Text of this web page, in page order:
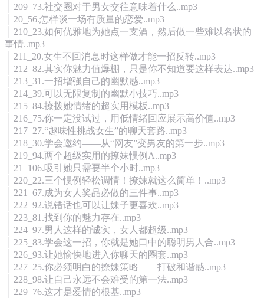
│ 209_73.社交圈对于男女交往意味着什么..mp3
│ 20_56.怎样谈一场有质量的恋爱..mp3
│ 210_23.如何优雅地为她点一支酒，然后做一些难以名状的
事情..mp3
│ 211_20.女生不回消息时这样做才能一招反转..mp3
│ 212_82.其实你魅力值爆棚，只是你不知道要这样表达..mp3
│ 213_31.一招增强自己的幽默感..mp3
│ 214_39.可以无限复制的幽默小技巧..mp3
│ 215_84.撩拨她情绪的超实用模板..mp3
│ 216_75.你一定没试过，用低情绪回应展示高价值..mp3
│ 217_27.“趣味性挑战女生”的聊天套路..mp3
│ 218_30.学会邀约——从“网友”变男友的第一步..mp3
│ 219_94.两个超级实用的撩妹惯例A..mp3
│ 21_106.吸引她只需要半个小时..mp3
│ 220_22.三个惯例轻松调情！撩妹就这么简单！..mp3
│ 221_67.成为女人奖品必做的三件事..mp3
│ 222_92.说错话也可以让妹子更喜欢..mp3
│ 223_81.找到你的魅力存在..mp3
│ 224_97.男人这样的诚实，女人都超级..mp3
│ 225_83.学会这一招，你就是她口中的聪明男人合..mp3
│ 226_93.让她愉快地进入你聊天的圈套..mp3
│ 227_25.你必须明白的撩妹策略——打破和谐感..mp3
│ 228_98.让自己永远不会难受的第一法..mp3
│ 229_76.这才是爱情的根基..mp3